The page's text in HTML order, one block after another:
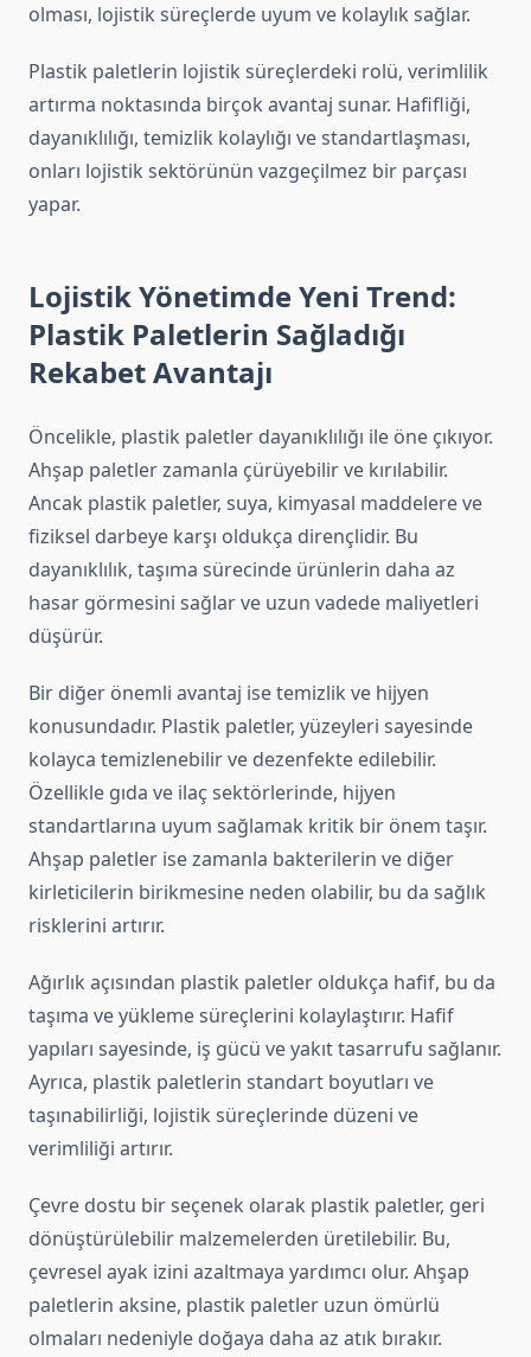
olması, lojistik süreçlerde uyum ve kolaylık sağlar.
Plastik paletlerin lojistik süreçlerdeki rolü, verimlilik
artırma noktasında birçok avantaj sunar. Hafifliği,
dayanıklılığı, temizlik kolaylığı ve standartlaşması,
onları lojistik sektörünün vazgeçilmez bir parçası
yapar.
Lojistik Yönetimde Yeni Trend:
Plastik Paletlerin Sağladığı
Rekabet Avantajı
Öncelikle, plastik paletler dayanıklılığı ile öne çıkıyor.
Ahşap paletler zamanla çürüyebilir ve kırılabilir.
Ancak plastik paletler, suya, kimyasal maddelere ve
fiziksel darbeye karşı oldukça dirençlidir. Bu
dayanıklılık, taşıma sürecinde ürünlerin daha az
hasar görmesini sağlar ve uzun vadede maliyetleri
düşürür.
Bir diğer önemli avantaj ise temizlik ve hijyen
konusundadır. Plastik paletler, yüzeyleri sayesinde
kolayca temizlenebilir ve dezenfekte edilebilir.
Özellikle gıda ve ilaç sektörlerinde, hijyen
standartlarına uyum sağlamak kritik bir önem taşır.
Ahşap paletler ise zamanla bakterilerin ve diğer
kirleticilerin birikmesine neden olabilir, bu da sağlık
risklerini artırır.
Ağırlık açısından plastik paletler oldukça hafif, bu da
taşıma ve yükleme süreçlerini kolaylaştırır. Hafif
yapıları sayesinde, iş gücü ve yakıt tasarrufu sağlanır.
Ayrıca, plastik paletlerin standart boyutları ve
taşınabilirliği, lojistik süreçlerinde düzeni ve
verimliliği artırır.
Çevre dostu bir seçenek olarak plastik paletler, geri
dönüştürülebilir malzemelerden üretilebilir. Bu,
çevresel ayak izini azaltmaya yardımcı olur. Ahşap
paletlerin aksine, plastik paletler uzun ömürlü
olmaları nedeniyle doğaya daha az atık bırakır.